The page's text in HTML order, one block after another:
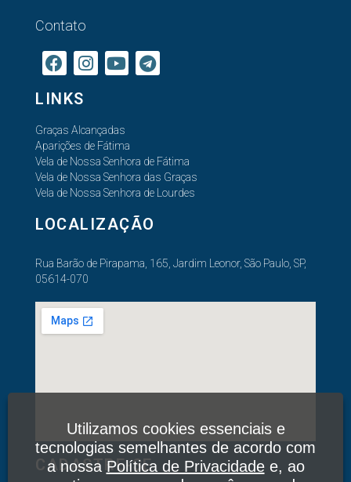
Contato
LINKS
Graças Alcançadas
Aparições de Fátima
Vela de Nossa Senhora de Fátima
Vela de Nossa Senhora das Graças
Vela de Nossa Senhora de Lourdes
LOCALIZAÇÃO
Rua Barão de Pirapama, 165, Jardim Leonor, São Paulo, SP,
05614-070
CADASTRE-SE
Utilizamos cookies essenciais e
tecnologias semelhantes de acordo com
a nossaPolítica de Privacidadee, ao